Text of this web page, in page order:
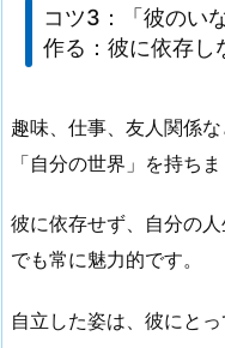
コツ3：
「彼のい
作る ：彼に依存し
趣味、仕事、友人関係
「自分の世界」を持ちま
彼に依存せず、 自分の
でも常に魅力的です。
自立した姿は、彼にと